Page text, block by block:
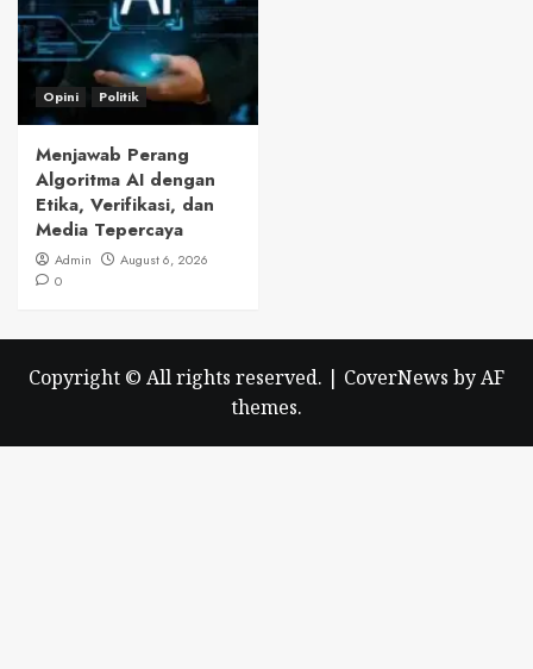
Opini Politik
Menjawab Perang
Algoritma AI dengan
Etika, Verifikasi, dan
Media Tepercaya
Admin
August 6, 2026
0
Copyright © All rights reserved. | CoverNews by AF
themes.